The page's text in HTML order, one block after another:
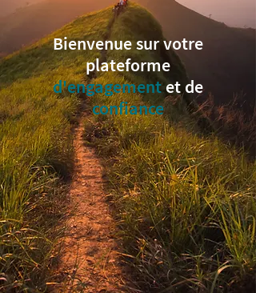
Bienvenue sur votre
plateforme
d'engagementet de
confiance